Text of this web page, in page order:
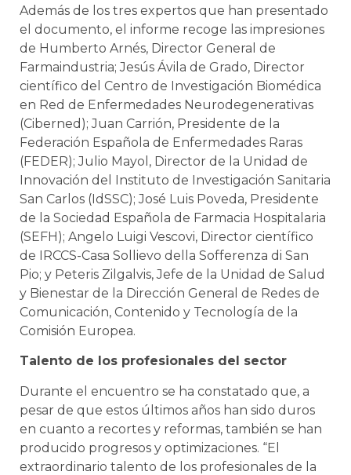
Además de los tres expertos que han presentado
el documento, el informe recoge las impresiones
de Humberto Arnés, Director General de
Farmaindustria; Jesús Ávila de Grado, Director
científico del Centro de Investigación Biomédica
en Red de Enfermedades Neurodegenerativas
(Ciberned); Juan Carrión, Presidente de la
Federación Española de Enfermedades Raras
(FEDER); Julio Mayol, Director de la Unidad de
Innovación del Instituto de Investigación Sanitaria
San Carlos (IdSSC); José Luis Poveda, Presidente
de la Sociedad Española de Farmacia Hospitalaria
(SEFH); Angelo Luigi Vescovi, Director científico
de IRCCS-Casa Sollievo della Sofferenza di San
Pio; y Peteris Zilgalvis, Jefe de la Unidad de Salud
y Bienestar de la Dirección General de Redes de
Comunicación, Contenido y Tecnología de la
Comisión Europea.
Talento de los profesionales del sector
Durante el encuentro se ha constatado que, a
pesar de que estos últimos años han sido duros
en cuanto a recortes y reformas, también se han
producido progresos y optimizaciones. “El
extraordinario talento de los profesionales de la